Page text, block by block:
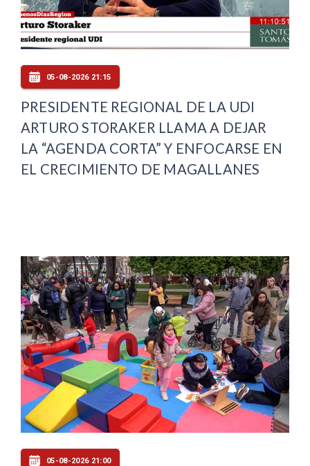
05-08-2026 21:15
PRESIDENTE REGIONAL DE LA UDI
ARTURO STORAKER LLAMA A DEJAR
LA “AGENDA CORTA” Y ENFOCARSE EN
EL CRECIMIENTO DE MAGALLANES
05-08-2026 21:00